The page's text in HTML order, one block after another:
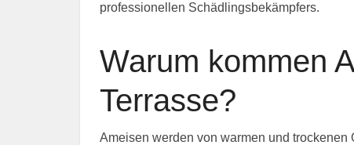
professionellen Schädlingsbekämpfers.
Warum kommen
Terrasse?
Ameisen werden von warmen und trockenen